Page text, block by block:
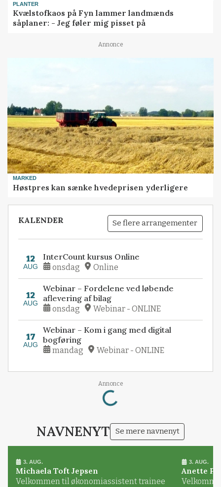
PLANTER
Kvælstofkaos på Fyn lammer landmænds
såplaner: - Jeg føler mig pisset på
Annonce
MARKED
Høstpres kan sænke hvedeprisen yderligere
KALENDER Se flere arrangementer
12
AUG
InterCount kursus Online
onsdag Online
12
AUG
Webinar – Fordelene ved løbende
aflevering af bilag
onsdag Webinar - ONLINE
17
AUG
Webinar – Kom i gang med digital
bogføring
mandag Webinar - ONLINE
Annonce
Loading...
NAVNENYT Se mere navnenyt
3. AUG.
Michaela Toft Jepsen
Velkommen til økonomiassistent trainee
3. AUG.
Anette